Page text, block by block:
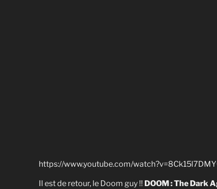
https://www.youtube.com/
Il est de retour, le Doom guy !! DOOM : The Dark